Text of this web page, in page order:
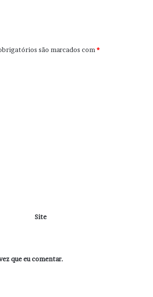
são marcados com*
Site
que eu comentar.